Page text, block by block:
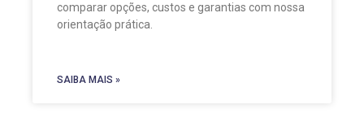
comparar opções, custos e garantias com nossa
orientação prática.
SAIBA MAIS »